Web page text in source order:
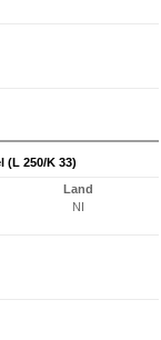
(L 250/K 33)
Land
NI